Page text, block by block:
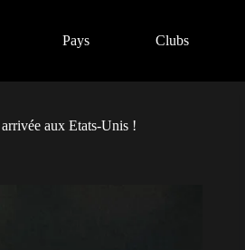
Pays Clubs
aux Etats-Unis !